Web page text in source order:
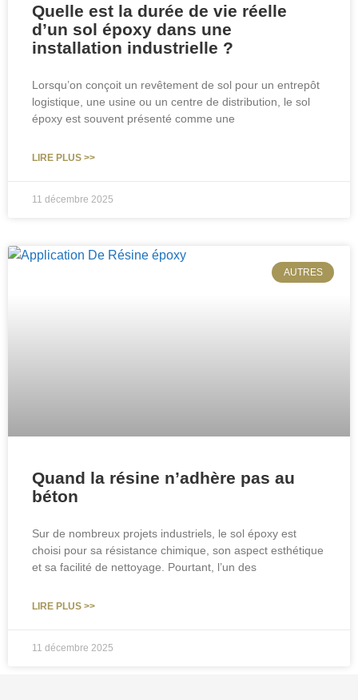
Quelle est la durée de vie réelle
d’un sol époxy dans une
installation industrielle ?
Lorsqu’on conçoit un revêtement de sol pour un entrepôt
logistique, une usine ou un centre de distribution, le sol
époxy est souvent présenté comme une
LIRE PLUS >>
11 décembre 2025
AUTRES
Quand la résine n’adhère pas au
béton
Sur de nombreux projets industriels, le sol époxy est
choisi pour sa résistance chimique, son aspect esthétique
et sa facilité de nettoyage. Pourtant, l’un des
LIRE PLUS >>
11 décembre 2025